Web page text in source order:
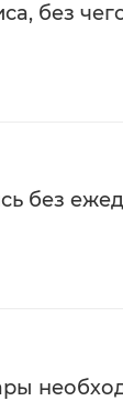
без
без